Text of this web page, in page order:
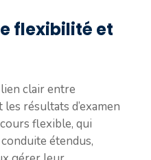
flexibilité et
clair entre
résultats d’examen
flexible, qui
étendus,